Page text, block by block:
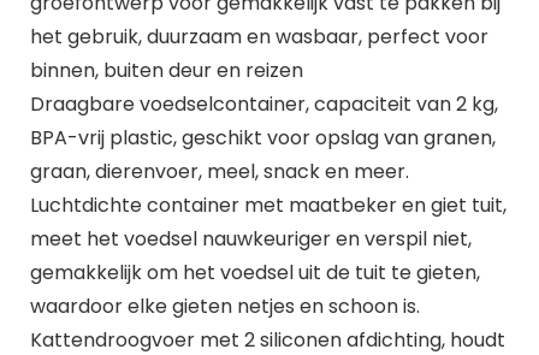
het gebruik, duurzaam en wasbaar, perfect voor
binnen, buiten deur en reizen
Draagbare voedselcontainer, capaciteit van 2 kg,
BPA-vrij plastic, geschikt voor opslag van granen,
graan, dierenvoer, meel, snack en meer.
Luchtdichte container met maatbeker en giet tuit,
meet het voedsel nauwkeuriger en verspil niet,
gemakkelijk om het voedsel uit de tuit te gieten,
waardoor elke gieten netjes en schoon is.
Kattendroogvoer met 2 siliconen afdichting, houdt